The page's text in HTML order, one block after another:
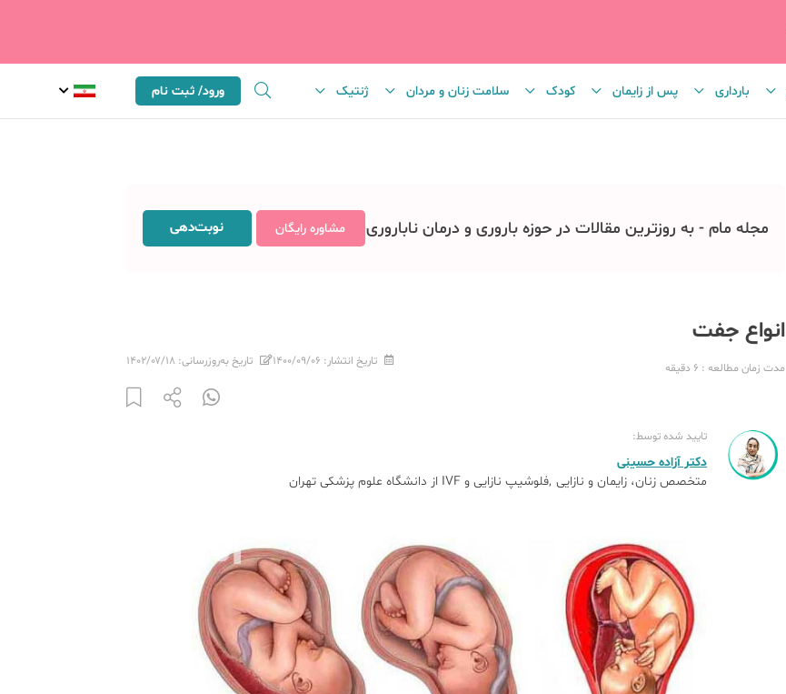
بارداری پس از زایمان کودک سلامت زنان و مردان ژنتیک ورود/ ثبت نام
مجله مام - به روزترین مقالات در حوزه باروری و درمان ناباروری مشاوره رایگان نوبت‌دهی
انواع جفت
مدت زمان مطالعه: 6 دقیقه تاریخ انتشار: ۱۴۰۰/۰۹/۰۶ تاریخ به‌روزرسانی: ۱۴۰۲/۰۷/۱۸
تایید شده توسط:
دکتر آزاده حسینی
متخصص زنان، زایمان و نازایی فلوشیپ نازایی و IVF از دانشگاه علوم پزشکی تهران